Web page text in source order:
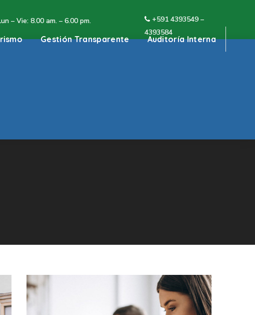
– Vie: 8.00 am. – 6.00 pm. +591 4393549 –
4393584
Gestión Transparente Auditoría Interna